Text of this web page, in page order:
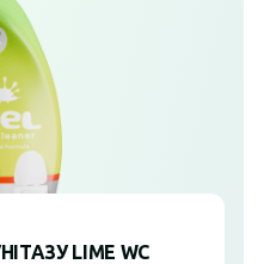
LIME WC